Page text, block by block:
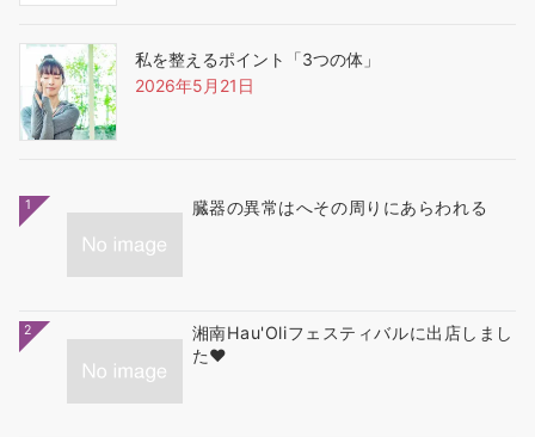
私を整えるポイント「3つの体」
2026年5月21日
1 臓器の異常はへその周りにあらわれる
2
湘南Hau'Oliフェスティバルに出店しまし
た❤